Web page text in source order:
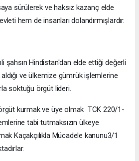
sürülerek ve haksız kazanç elde
hem de insanları dolandırmışlardır.
şahsın Hindistan'dan elde ettiği değerli
ve ülkemize gümrük işlemlerine
soktuğu örgüt lideri.
kurmak ve üye olmak TCK 220/1-
tabi tutmaksızın ülkeye
Kaçakçılıkla Mücadele kanunu3/1